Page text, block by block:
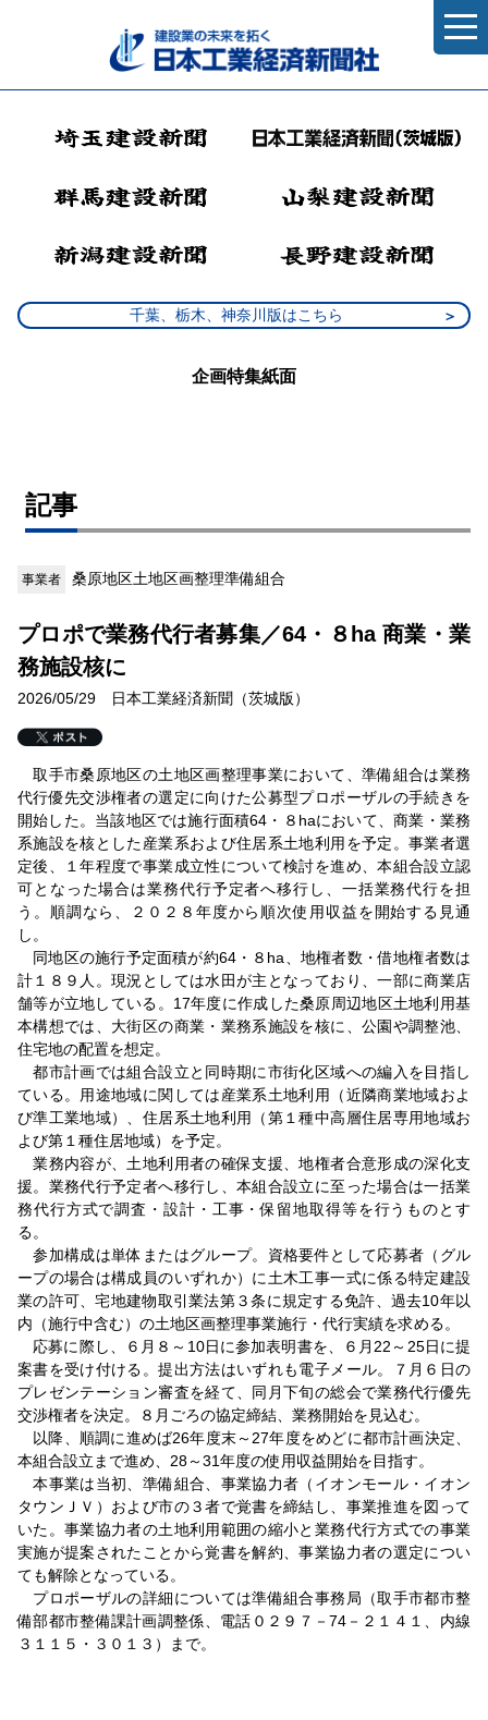
千葉、栃木、神奈川版はこちら
企画特集紙面
記事
事業者 桑原地区土地区画整理準備組合
プロポで業務代行者募集／64・８ha 商業・業
務施設核に
2026/05/29 日本工業経済新聞（茨城版）
取手市桑原地区の土地区画整理事業において、準備組合は業務
代行優先交渉権者の選定に向けた公募型プロポーザルの手続きを
開始した。当該地区では施行面積64・８haにおいて、商業・業務
系施設を核とした産業系および住居系土地利用を予定。事業者選
定後、１年程度で事業成立性について検討を進め、本組合設立認
可となった場合は業務代行予定者へ移行し、一括業務代行を担
う。順調なら、２０２８年度から順次使用収益を開始する見通
し。
同地区の施行予定面積が約64・８ha、地権者数・借地権者数は
計１８９人。現況としては水田が主となっており、一部に商業店
舗等が立地している。17年度に作成した桑原周辺地区土地利用基
本構想では、大街区の商業・業務系施設を核に、公園や調整池、
住宅地の配置を想定。
都市計画では組合設立と同時期に市街化区域への編入を目指し
ている。用途地域に関しては産業系土地利用（近隣商業地域およ
び準工業地域）、住居系土地利用（第１種中高層住居専用地域お
よび第１種住居地域）を予定。
業務内容が、土地利用者の確保支援、地権者合意形成の深化支
援。業務代行予定者へ移行し、本組合設立に至った場合は一括業
務代行方式で調査・設計・工事・保留地取得等を行うものとす
る。
参加構成は単体またはグループ。資格要件として応募者（グル
ープの場合は構成員のいずれか）に土木工事一式に係る特定建設
業の許可、宅地建物取引業法第３条に規定する免許、過去10年以
内（施行中含む）の土地区画整理事業施行・代行実績を求める。
応募に際し、６月８～10日に参加表明書を、６月22～25日に提
案書を受け付ける。提出方法はいずれも電子メール。７月６日の
プレゼンテーション審査を経て、同月下旬の総会で業務代行優先
交渉権者を決定。８月ごろの協定締結、業務開始を見込む。
以降、順調に進めば26年度末～27年度をめどに都市計画決定、
本組合設立まで進め、28～31年度の使用収益開始を目指す。
本事業は当初、準備組合、事業協力者（イオンモール・イオン
タウンＪＶ）および市の３者で覚書を締結し、事業推進を図って
いた。事業協力者の土地利用範囲の縮小と業務代行方式での事業
実施が提案されたことから覚書を解約、事業協力者の選定につい
ても解除となっている。
プロポーザルの詳細については準備組合事務局（取手市都市整
備部都市整備課計画調整係、電話０２９７－74－２１４１、内線
３１１５・３０１３）まで。